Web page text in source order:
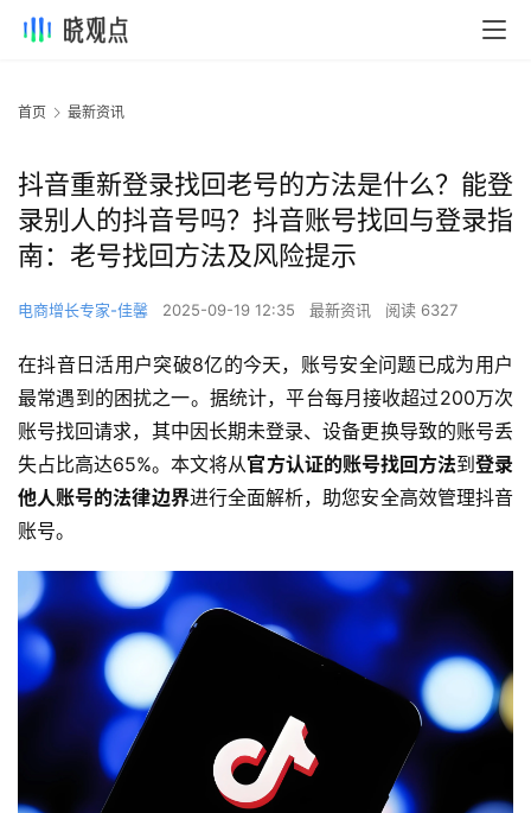
首页 最新资讯
抖音重新登录找回老号的方法是什么？能登
录别人的抖音号吗？抖音账号找回与登录指
南：老号找回方法及风险提示
电商增长专家-佳馨 2025-09-19 12:35 最新资讯 阅读 6327
在抖音日活用户突破8亿的今天，账号安全问题已成为用户
最常遇到的困扰之一。据统计，平台每月接收超过200万次
账号找回请求，其中因长期未登录、设备更换导致的账号丢
失占比高达65%。本文将从官方认证的账号找回方法到 登录
他人账号的法律边界进行全面解析，助您安全高效管理抖音
账号。